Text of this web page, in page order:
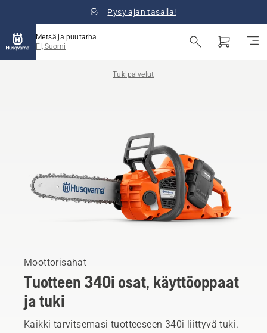
Pysy ajan tasalla!
Metsä ja puutarha
FI, Suomi
Tukipalvelut
Moottorisahat
Tuotteen 340i osat, käyttöoppaat
ja tuki
Kaikki tarvitsemasi tuotteeseen 340i liittyvä tuki.